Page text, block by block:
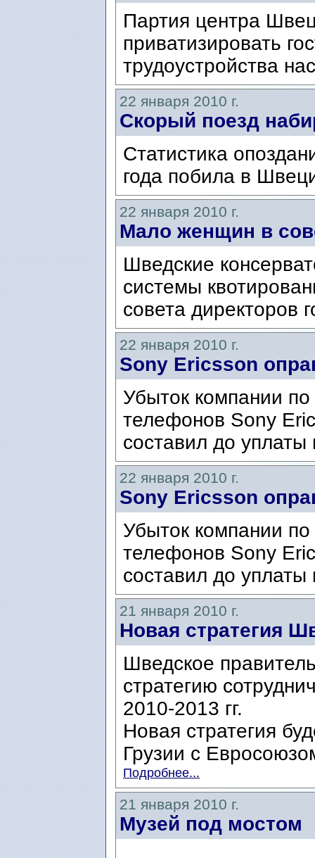
Партия центра
приватизировать
трудоустройства
22 января 2010 г.
Cкорый поезд
Статистика
года побила в
22 января 2010 г.
Мало женщин в
Шведские
системы
совета директоров
22 января 2010 г.
Sony Ericsson
Убыток компании
телефонов Sony
составил до
22 января 2010 г.
Sony Ericsson
Убыток компании
телефонов Sony
составил до
21 января 2010 г.
Новая стратегия
Шведское
стратегию
2010-2013 гг.
Новая стратегия
Грузии с
Подробнее...
21 января 2010 г.
Музей под мостом